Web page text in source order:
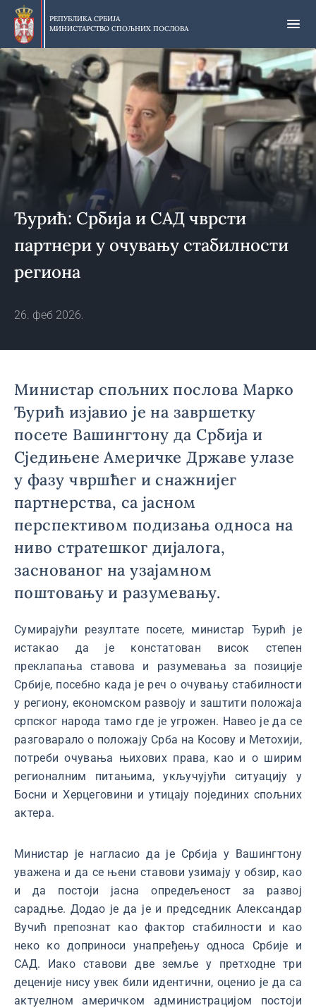
Прескочи
главни
део
садржаја
РЕПУБЛИКА СРБИЈА
МИНИСТАРСТВО СПОЉНИХ ПОСЛОВА
Ђурић: Србија и САД чврсти
партнери у очувању стабилности
региона
26. феб 2026.
Министар спољних послова Марко
Ђурић изјавио је на завршетку
посете Вашингтону да Србија и
Сједињене Америчке Државе улазе
у фазу чвршћег и снажнијег
партнерства, са јасном
перспективом подизања односа на
ниво стратешког дијалога,
заснованог на узајамном
поштовању и разумевању.
Сумирајући резултате посете, министар Ђурић је
истакао да је констатован висок степен
преклапања ставова и разумевања за позиције
Србије, посебно када је реч о очувању стабилности
у региону, економском развоју и заштити положаја
српског народа тамо где је угрожен. Навео је да се
разговарало о положају Срба на Косову и Метохији,
потреби очувања њихових права, као и о ширим
регионалним питањима, укључујући ситуацију у
Босни и Херцеговини и утицају појединих спољних
актера.
Министар је нагласио да је Србија у Вашингтону
уважена и да се њени ставови узимају у обзир, као
и да постоји јасна опредељеност за развој
сарадње. Додао је да је и председник Александар
Вучић препознат као фактор стабилности и као
неко ко доприноси унапређењу односа Србије и
САД. Иако ставови две земље у претходне три
деценије нису увек били идентични, оценио је да са
актуелном америчком администрацијом постоји